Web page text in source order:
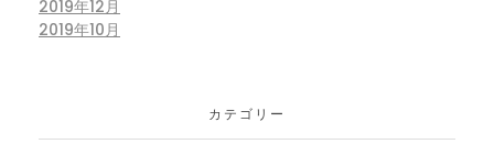
2019年12月
2019年10月
カテゴリー